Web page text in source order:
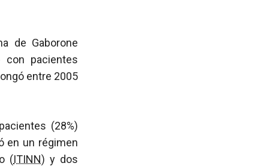
de Gaborone
con pacientes
entre 2005
(28%)
en un régimen
(ITINN) y dos